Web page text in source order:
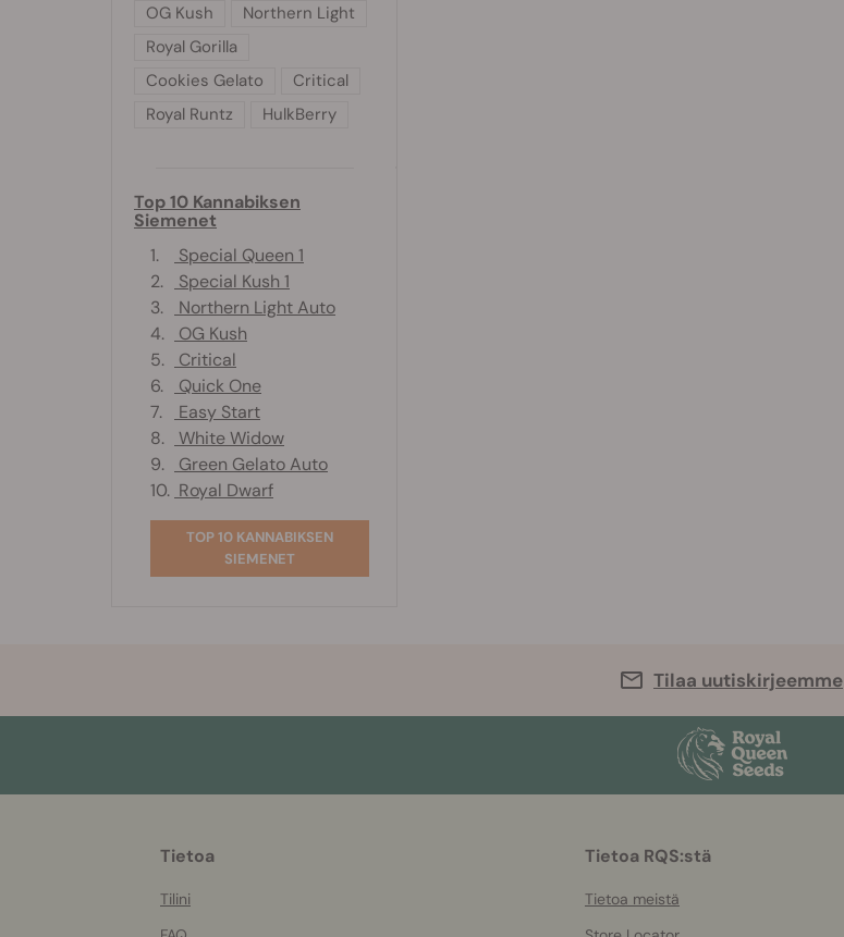
OG Kush
Northern Light
Royal Gorilla
Cookies Gelato
Critical
Royal Runtz
HulkBerry
Top 10 Kannabiksen
Siemenet
1.
Special Queen 1
2.
Special Kush 1
3.
Northern Light Auto
4.
OG Kush
5.
Critical
6.
Quick One
7.
Easy Start
8.
White Widow
9.
Green Gelato Auto
10. Royal Dwarf
TOP 10 KANNABIKSEN
SIEMENET
Tilaa uutiskirjeemme
Tietoa
Tilini
Tietoa RQS:stä
Tietoa meistä